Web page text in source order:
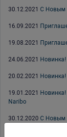
30.12.2021 С Новым
16.09.2021
19.08.2021
24.06.2021
20.02.2021
19.01.2021
Naribo
30.12.2020 С Новым